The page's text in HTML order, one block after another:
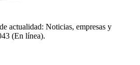
actualidad: Noticias, empresas y
(En línea).